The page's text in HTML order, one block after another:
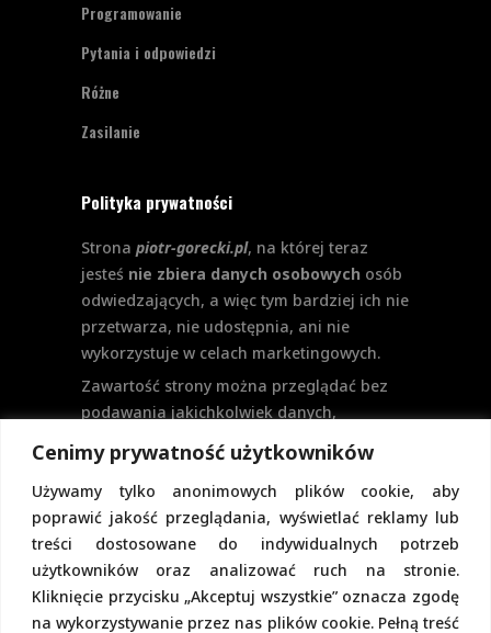
Cenimy prywatność użytkowników
Używamy tylko anonimowych plików cookie, aby
poprawić jakość przeglądania, wyświetlać reklamy lub
treści dostosowane do indywidualnych potrzeb
użytkowników oraz analizować ruch na stronie.
Kliknięcie przycisku „Akceptuj wszystkie” oznacza zgodę
na wykorzystywanie przez nas plików cookie. Pełną treść
Programowanie
Pytania i odpowiedzi
Różne
Zasilanie
Polityka prywatności
Strona piotr-gorecki.pl, na której teraz
jesteś nie zbiera danych osobowych osób
odwiedzających, a więc tym bardziej ich nie
przetwarza, nie udostępnia, ani nie
wykorzystuje w celach marketingowych.
Zawartość strony można przeglądać bez
podawania jakichkolwiek danych,
logowanie. Aktualnie na stronie nie
przewiduje się formularzy kontaktowych
ani systemu komentarzy, co wiązałoby się
z udostępnianiem i przetwarzaniem
danych osobowych.
Pełną politykę prywatności znajdziecie